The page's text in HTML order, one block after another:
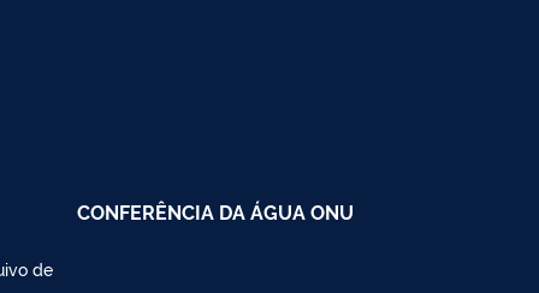
de
CONFERÊNCIA DA ÁGUA ONU